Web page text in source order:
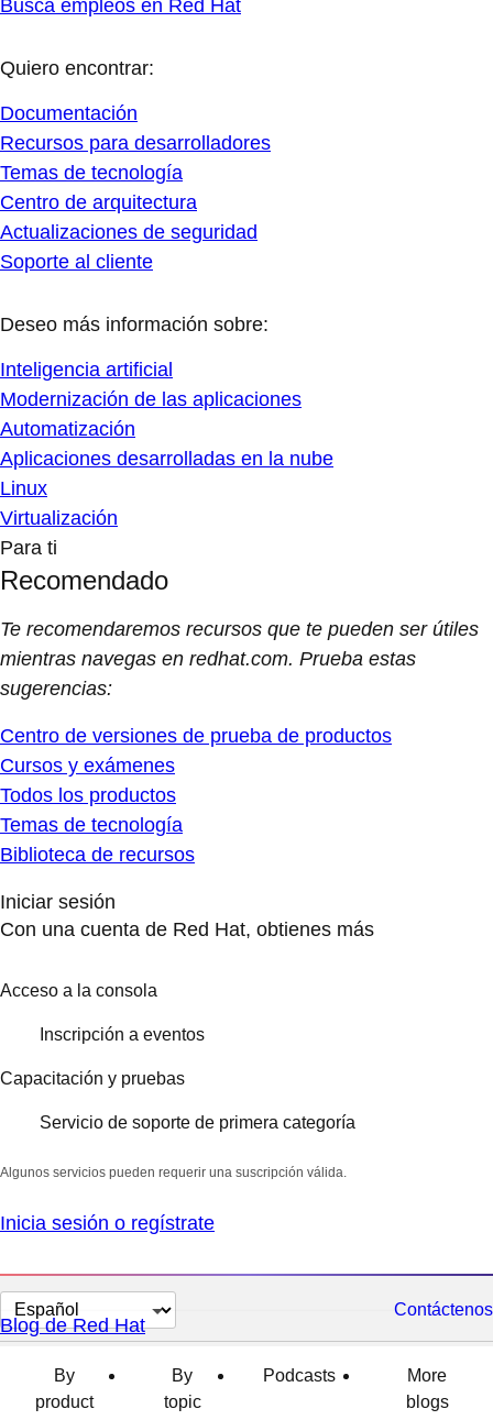
Busca empleos en Red Hat
Quiero encontrar:
Documentación
Recursos para desarrolladores
Temas de tecnología
Centro de arquitectura
Actualizaciones de seguridad
Soporte al cliente
Deseo más información sobre:
Inteligencia artificial
Modernización de las aplicaciones
Automatización
Aplicaciones desarrolladas en la nube
Linux
Virtualización
Para ti
Recomendado
Te recomendaremos recursos que te pueden ser útiles
mientras navegas en redhat.com. Prueba estas
sugerencias:
Centro de versiones de prueba de productos
Cursos y exámenes
Todos los productos
Temas de tecnología
Biblioteca de recursos
Iniciar sesión
Con una cuenta de Red Hat, obtienes más
Acceso a la consola
Inscripción a eventos
Capacitación y pruebas
Servicio de soporte de primera categoría
Algunos servicios pueden requerir una suscripción válida.
Inicia sesión o regístrate
Cambiar
el
idioma
Contáctenos
Blog de Red Hat
By
product
By
topic
Podcasts
More
blogs